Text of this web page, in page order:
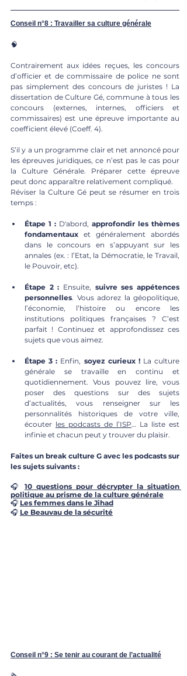
Conseil n°8 : Travailler sa culture générale
🧠
Contrairement aux idées reçues, les concours
d’officier et de commissaire de police ne sont
pas simplement des concours de juristes ! La
dissertation de Culture Gé, commune à tous les
concours (externes, internes, officiers et
commissaires) est une épreuve importante au
coefficient élevé (Coeff. 4).
S’il y a un programme clair et net annoncé pour
les épreuves juridiques, ce n’est pas le cas pour
la Culture Générale. Préparer cette épreuve
peut donc apparaître relativement compliqué.
Réviser la Culture Gé peut se résumer en trois
temps :
Étape 1 : D'abord, approfondir les thèmes
fondamentaux et généralement abordés
dans le concours en s’appuyant sur les
annales (ex. : l’Etat, la Démocratie, le Travail,
le Pouvoir, etc).
Étape 2 : Ensuite, suivre ses appétences
personnelles. Vous adorez la géopolitique,
l’économie, l’histoire ou encore les
institutions politiques françaises ? C’est
parfait ! Continuez et approfondissez ces
sujets que vous aimez.
Étape 3 : Enfin, soyez curieux ! La culture
générale se travaille en continu et
quotidiennement. Vous pouvez lire, vous
poser des questions sur des sujets
d’actualités, vous renseigner sur les
personnalités historiques de votre ville,
écouter les podcasts de l’ISP… La liste est
infinie et chacun peut y trouver du plaisir.
Faites un break culture G avec les podcasts sur
les sujets suivants :
🎧 10 questions pour décrypter la situation
politique au prisme de la culture générale
🎧 Les femmes dans le Jihad
🎧 Le Beauvau de la sécurité
Conseil n°9 : Se tenir au courant de l’actualité